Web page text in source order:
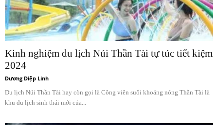
Kinh nghiệm du lịch Núi Thần Tài tự túc tiết kiệm
2024
Dương Diệp Linh
Du lịch Núi Thần Tài hay còn gọi là Công viên suối khoáng nóng Thần Tài là
khu du lịch sinh thái mới của...